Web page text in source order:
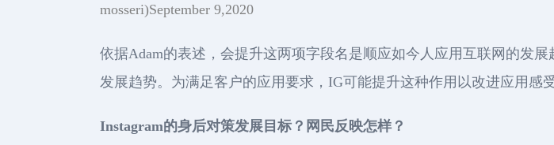
mosseri)September 9,2020
依据Adam的表述，会提升这两项字段名是顺应如今人应用互联网的发
发展趋势。为满足客户的应用要求，IG可能提升这种作用以改进应用感受
Instagram的身后对策发展目标？网民反映怎样？